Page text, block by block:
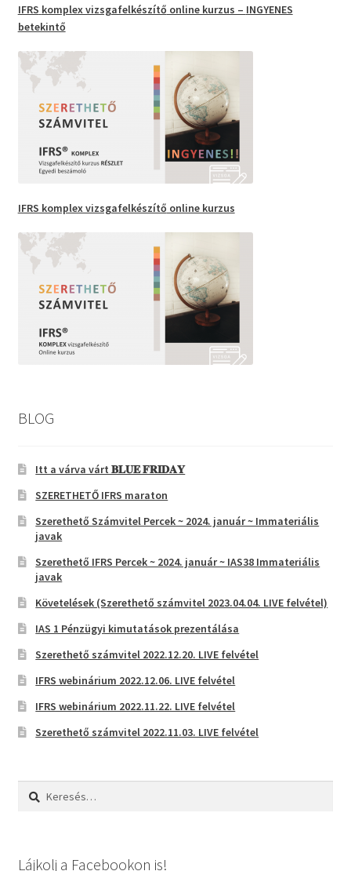
IFRS komplex vizsgafelkészítő online kurzus – INGYENES
betekintő
IFRS komplex vizsgafelkészítő online kurzus
BLOG
Itt a várva várt 𝐁𝐋𝐔𝐄 𝐅𝐑𝐈𝐃𝐀𝐘
SZERETHETŐ IFRS maraton
Szerethető Számvitel Percek ~ 2024. január ~ Immateriális
javak
Szerethető IFRS Percek ~ 2024. január ~ IAS38 Immateriális
javak
Követelések (Szerethető számvitel 2023.04.04. LIVE felvétel)
IAS 1 Pénzügyi kimutatások prezentálása
Szerethető számvitel 2022.12.20. LIVE felvétel
IFRS webinárium 2022.12.06. LIVE felvétel
IFRS webinárium 2022.11.22. LIVE felvétel
Szerethető számvitel 2022.11.03. LIVE felvétel
Keresés:
Lájkolj a Facebookon is!